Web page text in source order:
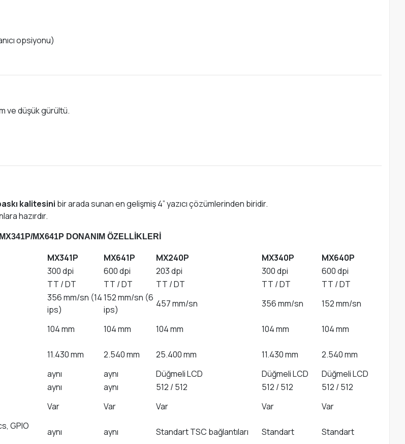
opsiyonu)
ve düşük gürültü.
kalitesini bir arada sunan en gelişmiş 4” yazıcı çözümlerinden biridir.
hazırdır.
MX641P DONANIM ÖZELLİKLERİ
MX341P MX641P MX240P MX340P
MX640P
300 dpi 600 dpi 203 dpi 300 dpi
600 dpi
TT / DT TT / DT TT / DT TT / DT
TT / DT
356 mm/sn (14
ips)
152 mm/sn (6
ips)
457 mm/sn 356 mm/sn
152 mm/sn
104 mm 104 mm 104 mm 104 mm
104 mm
11.430 mm 2.540 mm 25.400 mm 11.430 mm
2.540 mm
aynı aynı Düğmeli LCD Düğmeli LCD
Düğmeli LCD
aynı aynı 512 / 512 512 / 512
512 / 512
Var Var Var Var
Var
GPIO
aynı aynı Standart TSC bağlantıları Standart Standart